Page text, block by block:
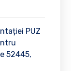
PUZ
52445,